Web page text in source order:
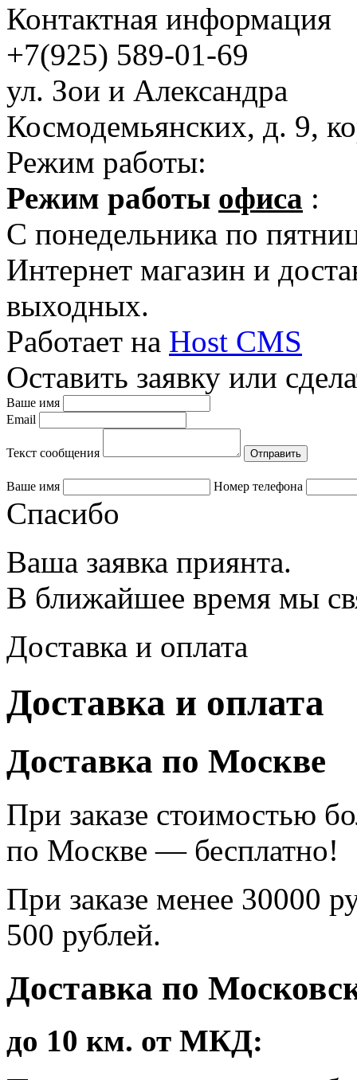
Контактная информация
+7(925) 589-01-69
ул. Зои и Александра
Космодемьянских, д. 9,
Режим работы:
Режим работы офиса :
C понедельника по
Интернет магазин и
выходных.
Работает на Host CMS
Оставить заявку или
Ваше имя
Email
Текст сообщения
Ваше имя Номер телефона
Спасибо
Ваша заявка приянта.
В ближайшее время мы
Доставка и оплата
Доставка и оплата
Доставка по Москве
При заказе стоимостью
по Москве — бесплатно!
При заказе менее 30000
500 рублей.
Доставка по
до 10 км. от МКД: